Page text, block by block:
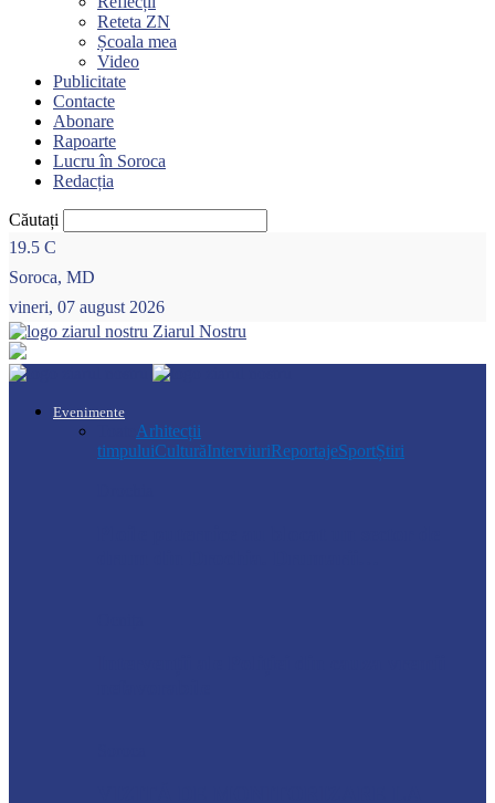
Reteta ZN
Școala mea
Video
Publicitate
Contacte
Abonare
Rapoarte
Lucru în Soroca
Redacția
Căutați
19.5 C
Soroca, MD
vineri, 07 august 2026
Ziarul Nostru
Evenimente
Arhitecții
timpuluiCulturăInterviuriReportajeSportȘtiri